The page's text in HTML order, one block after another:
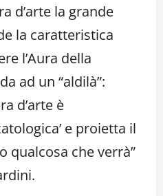
d’arte la grande
la caratteristica
l’Aura della
ad un “aldilà”:
d’arte è
e proietta il
qualcosa che verrà”